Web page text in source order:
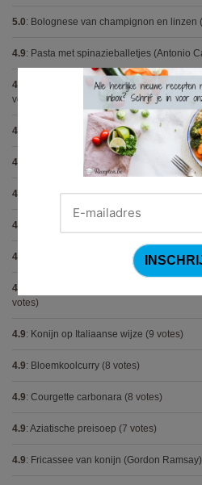
5.0: Bolognese van champignon en linzen
4.9: Pasta met spinazieballetjes (Antonio
4.9 Volkorenspaghetti in mosterdsaus met
votes)
4.9 Gegrilde nougat met esdoornsiroop
4.9 Gegratineerde gehaktballen in
4.9 Gekarameliseerd witloof met
4.9
4.9 Steak chimichurri (Gordon Ramsay)
4.9
votes)
4.9: Konijn op Italiaanse wijze (9 votes)
4.9: Bloemkoolcurry (8 votes)
4.9: Courgette carbonara (8 votes)
4.9: Aziatische preisoep (7 votes)
4.9: Fricassee van konijn (Gordon Ramsay)